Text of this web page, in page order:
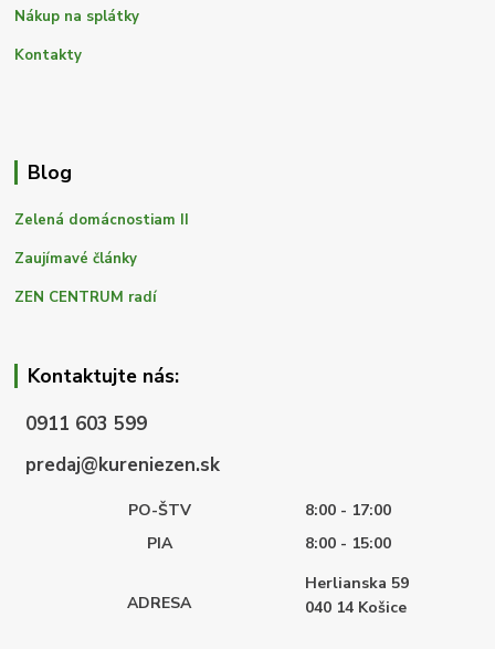
Nákup na splátky
Kontakty
Blog
Zelená domácnostiam II
Zaujímavé články
ZEN CENTRUM radí
Kontaktujte nás:
0911 603 599
predaj@kureniezen.sk
PO-ŠTV
8:00 - 17:00
PIA
8:00 - 15:00
ADRESA
Herlianska 59
040 14 Košice